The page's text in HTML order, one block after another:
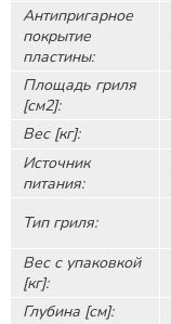
Антипригарное
покрытие
пластины:
Площадь гриля
[см2]:
Вес [кг]:
Источник
питания:
Тип гриля:
Вес с упаковкой
[кг]:
Глубина [см]: